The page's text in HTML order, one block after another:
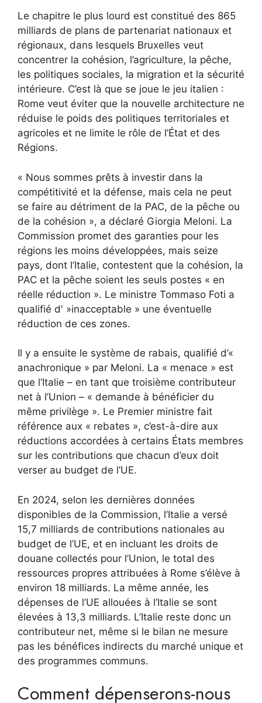
Le chapitre le plus lourd est constitué des 865
milliards de plans de partenariat nationaux et
régionaux, dans lesquels Bruxelles veut
concentrer la cohésion, l’agriculture, la pêche,
les politiques sociales, la migration et la sécurité
intérieure. C’est là que se joue le jeu italien :
Rome veut éviter que la nouvelle architecture ne
réduise le poids des politiques territoriales et
agricoles et ne limite le rôle de l’État et des
Régions.
« Nous sommes prêts à investir dans la
compétitivité et la défense, mais cela ne peut
se faire au détriment de la PAC, de la pêche ou
de la cohésion », a déclaré Giorgia Meloni. La
Commission promet des garanties pour les
régions les moins développées, mais seize
pays, dont l’Italie, contestent que la cohésion, la
PAC et la pêche soient les seuls postes « en
réelle réduction ». Le ministre Tommaso Foti a
qualifié d' »inacceptable » une éventuelle
réduction de ces zones.
Il y a ensuite le système de rabais, qualifié d’«
anachronique » par Meloni. La « menace » est
que l’Italie – en tant que troisième contributeur
net à l’Union – « demande à bénéficier du
même privilège ». Le Premier ministre fait
référence aux « rebates », c’est-à-dire aux
réductions accordées à certains États membres
sur les contributions que chacun d’eux doit
verser au budget de l’UE.
En 2024, selon les dernières données
disponibles de la Commission, l’Italie a versé
15,7 milliards de contributions nationales au
budget de l’UE, et en incluant les droits de
douane collectés pour l’Union, le total des
ressources propres attribuées à Rome s’élève à
environ 18 milliards. La même année, les
dépenses de l’UE allouées à l’Italie se sont
élevées à 13,3 milliards. L’Italie reste donc un
contributeur net, même si le bilan ne mesure
pas les bénéfices indirects du marché unique et
des programmes communs.
Comment dépenserons-nous